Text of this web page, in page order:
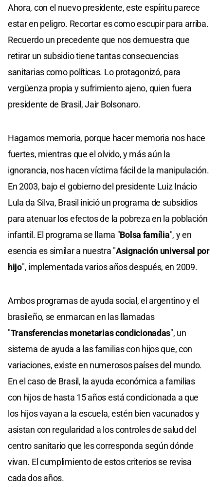
Ahora, con el nuevo presidente, este espíritu parece
estar en peligro. Recortar es como escupir para arriba.
Recuerdo un precedente que nos demuestra que
retirar un subsidio tiene tantas consecuencias
sanitarias como políticas. Lo protagonizó, para
vergüenza propia y sufrimiento ajeno, quien fuera
presidente de Brasil, Jair Bolsonaro.
Hagamos memoria, porque hacer memoria nos hace
fuertes, mientras que el olvido, y más aún la
ignorancia, nos hacen víctima fácil de la manipulación.
En 2003, bajo el gobierno del presidente Luiz Inácio
Lula da Silva, Brasil inició un programa de subsidios
para atenuar los efectos de la pobreza en la población
infantil. El programa se llama "Bolsa família", y en
esencia es similar a nuestra "Asignación universal por
hijo", implementada varios años después, en 2009.
Ambos programas de ayuda social, el argentino y el
brasileño, se enmarcan en las llamadas
"Transferencias monetarias condicionadas", un
sistema de ayuda a las familias con hijos que, con
variaciones, existe en numerosos países del mundo.
En el caso de Brasil, la ayuda económica a familias
con hijos de hasta 15 años está condicionada a que
los hijos vayan a la escuela, estén bien vacunados y
asistan con regularidad a los controles de salud del
centro sanitario que les corresponda según dónde
vivan. El cumplimiento de estos criterios se revisa
cada dos años.